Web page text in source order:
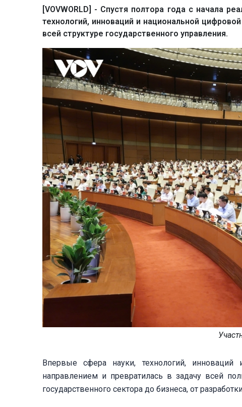
[VOVWORLD] - Спустя полтора года с начала
технологий, инноваций и национальной
всей структуре государственного управления.
Впервые сфера науки, технологий, инноваций
направлением и превратилась в задачу всей
государственного сектора до бизнеса, от